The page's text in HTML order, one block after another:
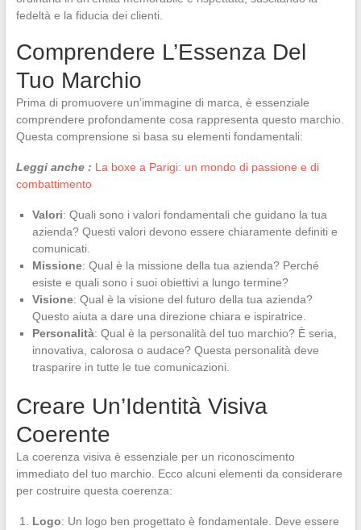
fedeltà e la fiducia dei clienti.
Comprendere L’Essenza Del
Tuo Marchio
Prima di promuovere un’immagine di marca, è essenziale
comprendere profondamente cosa rappresenta questo marchio.
Questa comprensione si basa su elementi fondamentali:
Leggi anche : La boxe a Parigi: un mondo di passione e di
combattimento
Valori: Quali sono i valori fondamentali che guidano la tua
azienda? Questi valori devono essere chiaramente definiti e
comunicati.
Missione: Qual è la missione della tua azienda? Perché
esiste e quali sono i suoi obiettivi a lungo termine?
Visione: Qual è la visione del futuro della tua azienda?
Questo aiuta a dare una direzione chiara e ispiratrice.
Personalità: Qual è la personalità del tuo marchio? È seria,
innovativa, calorosa o audace? Questa personalità deve
trasparire in tutte le tue comunicazioni.
Creare Un’Identità Visiva
Coerente
La coerenza visiva è essenziale per un riconoscimento
immediato del tuo marchio. Ecco alcuni elementi da considerare
per costruire questa coerenza:
Logo: Un logo ben progettato è fondamentale. Deve essere